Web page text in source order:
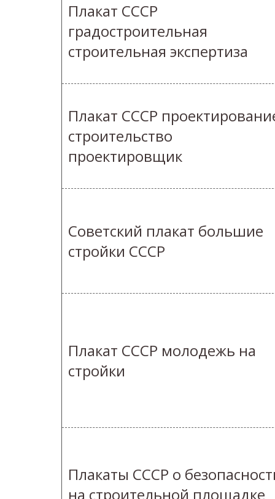
Плакат СССР
градостроительная
строительная экспертиза
Плакат СССР
строительство
проектировщик
Советский плакат большие
стройки СССР
Плакат СССР молодежь на
стройки
Плакаты СССР о
на строительной площадке